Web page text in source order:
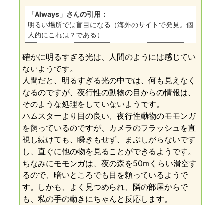
「Always」さんの引用：
明るい場所では盲目になる（海外のサイトで発見。個
人的にこれは？である）
確かに明るすぎる光は、人間のようには感じてい
ないようです。
人間だと、明るすぎる光の中では、何も見えなく
なるのですが、夜行性の動物の目からの情報は、
そのような処理をしていないようです。
ハムスターより目の良い、夜行性動物のモモンガ
を飼っているのですが、カメラのフラッシュを直
視し続けても、瞬きもせず、まぶしがらないです
し、直ぐに他の物を見ることができるようです。
ちなみにモモンガは、夜の森を50mくらい滑空す
るので、暗いところでも目を頼っているようで
す。しかも、よく見つめられ、隣の部屋からで
も、私の手の動きにちゃんと反応します。